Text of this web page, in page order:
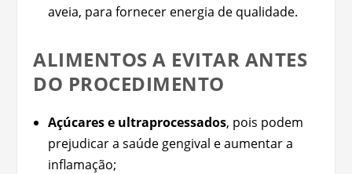
aveia, para fornecer energia de qualidade.
ALIMENTOS A EVITAR ANTES
DO PROCEDIMENTO
Açúcares e ultraprocessados, pois podem
prejudicar a saúde gengival e aumentar a
inflamação;